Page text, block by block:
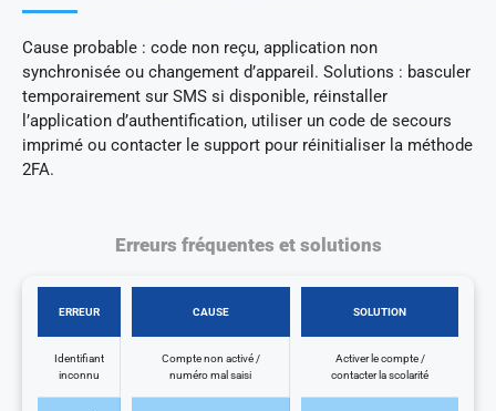
Cause probable : code non reçu, application non
synchronisée ou changement d’appareil. Solutions : basculer
temporairement sur SMS si disponible, réinstaller
l’application d’authentification, utiliser un code de secours
imprimé ou contacter le support pour réinitialiser la méthode
2FA.
Erreurs fréquentes et solutions
ERREUR CAUSE SOLUTION
Identifiant
inconnu
Compte non activé /
numéro mal saisi
Activer le compte /
contacter la scolarité